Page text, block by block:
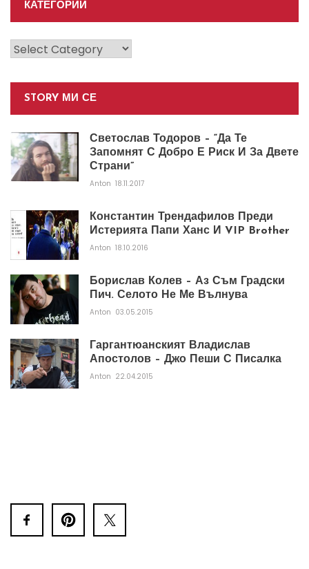
КАТЕГОРИИ
Категории
STORY МИ СЕ
Светослав Тодоров – “Да Те
Запомнят С Добро Е Риск И За Двете
Страни”
Anton 18.11.2017
Константин Трендафилов Преди
Истерията Папи Ханс И VIP Brother
Anton 18.10.2016
Борислав Колев – Аз Съм Градски
Пич. Селото Не Ме Вълнува
Anton 03.05.2015
Гаргантюанският Владислав
Апостолов – Джо Пеши С Писалка
Anton 22.04.2015